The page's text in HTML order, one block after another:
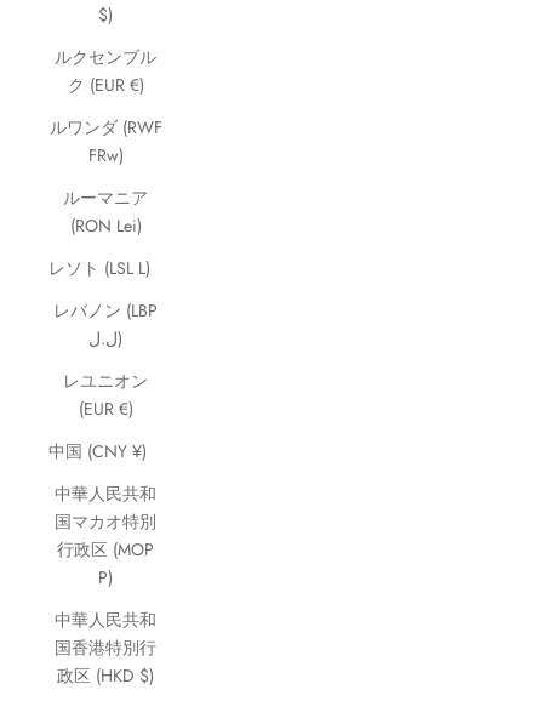
$)
ルクセンブル
ク (EUR €)
ルワンダ (RWF
FRw)
ルーマニア
(RON Lei)
レソト (LSL L)
レバノン (LBP
ل.ل)
レユニオン
(EUR €)
中国 (CNY ¥)
中華人民共和
国マカオ特別
行政区 (MOP
P)
中華人民共和
国香港特別行
政区 (HKD $)